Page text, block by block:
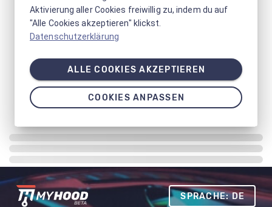
SPRACHE: DE
Aktivierung aller Cookies freiwillig zu, indem du auf
"Alle Cookies akzeptieren" klickst.
Datenschutzerklärung
ALLE COOKIES AKZEPTIEREN
COOKIES ANPASSEN